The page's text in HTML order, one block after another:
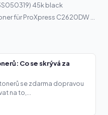
45k black
Co se skrývá za
se zdarma dopravou
na to,...